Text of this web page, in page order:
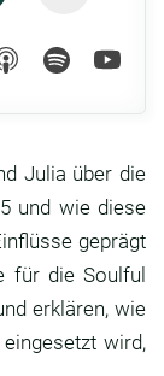
Julia über die
und wie diese
geprägt
für die Soulful
erklären, wie
wird,